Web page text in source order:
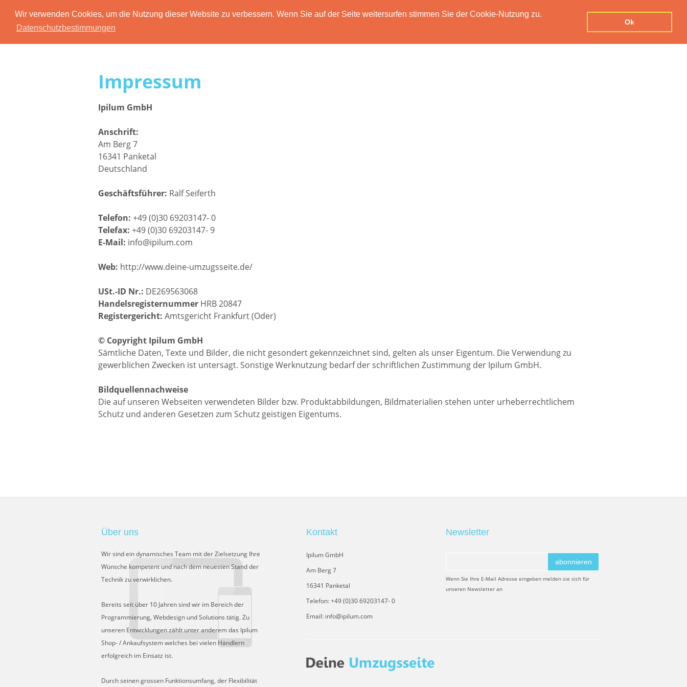
Wir verwenden Cookies, um die Nutzung dieser Website zu verbessern. Wenn Sie auf der Seite weitersurfen stimmen Sie der Cookie-Nutzung zu.
Datenschutzbestimmungen
Ok
HOME FUNKTIONEN PREISE DATENSCHUTZERKLÄRUNG IMPRESSUM KONTAKT
Impressum
Ipilum GmbH
Anschrift:
Am Berg 7
16341 Panketal
Deutschland
Geschäftsführer: Ralf Seiferth
Telefon: +49 (0)30 69203147- 0
Telefax: +49 (0)30 69203147- 9
E-Mail: info@ipilum.com
Web: http://www.deine-umzugsseite.de/
USt.-ID Nr.: DE269563068
Handelsregisternummer HRB 20847
Registergericht: Amtsgericht Frankfurt (Oder)
© Copyright Ipilum GmbH
Sämtliche Daten, Texte und Bilder, die nicht gesondert gekennzeichnet sind, gelten als unser Eigentum. Die Verwendung zu
gewerblichen Zwecken ist untersagt. Sonstige Werknutzung bedarf der schriftlichen Zustimmung der Ipilum GmbH.
Bildquellennachweise
Die auf unseren Webseiten verwendeten Bilder bzw. Produktabbildungen, Bildmaterialien stehen unter urheberrechtlichem
Schutz und anderen Gesetzen zum Schutz geistigen Eigentums.
Über uns
Wir sind ein dynamisches Team mit der Zielsetzung Ihre
Wünsche kompetent und nach dem neuesten Stand der
Technik zu verwirklichen.
Bereits seit über 10 Jahren sind wir im Bereich der
Programmierung, Webdesign und Solutions tätig. Zu
unseren Entwicklungen zählt unter anderem das Ipilum
Shop- / Ankaufsystem welches bei vielen Händlern
erfolgreich im Einsatz ist.
Durch seinen grossen Funktionsumfang, der Flexibilität
Kontakt
Ipilum GmbH
Am Berg 7
16341 Panketal
Telefon: +49 (0)30 69203147- 0
Email: info@ipilum.com
Newsletter
abonnieren
Wenn Sie Ihre E-Mail Adresse eingeben melden sie sich für
unseren Newsletter an